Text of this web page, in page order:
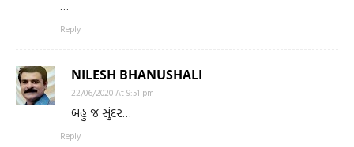
…
Reply
NILESH BHANUSHALI
22/06/2020 At 9:51 pm
બહુ જ સુંદર…
Reply